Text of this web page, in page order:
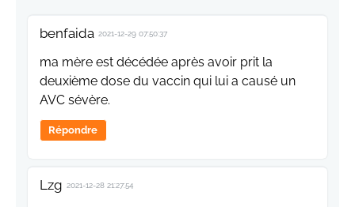
benfaida 2021-12-29 07:50:37
ma mère est décédée après avoir prit la
deuxième dose du vaccin qui lui a causé un
AVC sévère.
Répondre
Lzg 2021-12-28 21:27:54